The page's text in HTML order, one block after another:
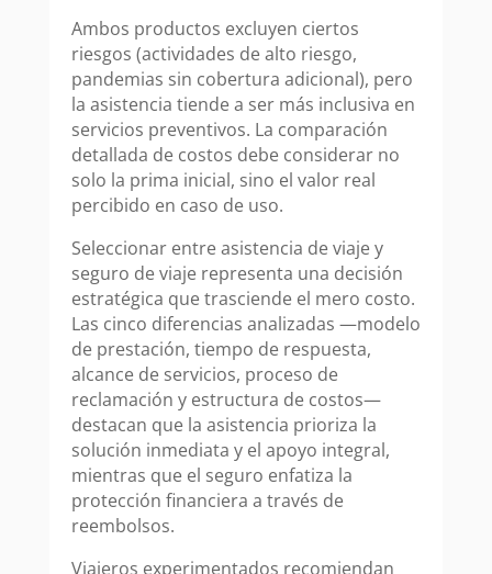
Ambos productos excluyen ciertos
riesgos (actividades de alto riesgo,
pandemias sin cobertura adicional), pero
la asistencia tiende a ser más inclusiva en
servicios preventivos. La comparación
detallada de costos debe considerar no
solo la prima inicial, sino el valor real
percibido en caso de uso.
Seleccionar entre asistencia de viaje y
seguro de viaje representa una decisión
estratégica que trasciende el mero costo.
Las cinco diferencias analizadas —modelo
de prestación, tiempo de respuesta,
alcance de servicios, proceso de
reclamación y estructura de costos—
destacan que la asistencia prioriza la
solución inmediata y el apoyo integral,
mientras que el seguro enfatiza la
protección financiera a través de
reembolsos.
Viajeros experimentados recomiendan